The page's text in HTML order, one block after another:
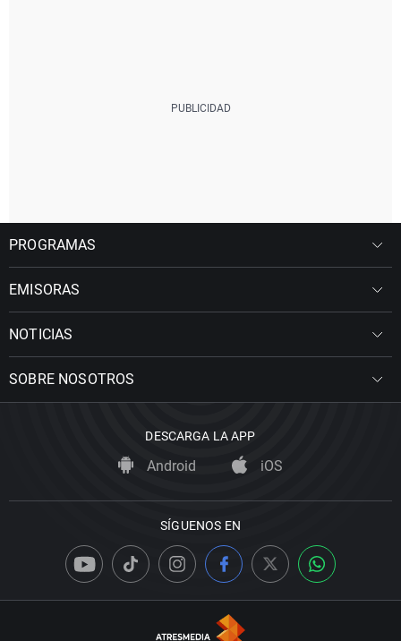
PROGRAMAS
EMISORAS
NOTICIAS
SOBRE NOSOTROS
DESCARGA LA APP
Android iOS
SÍGUENOS EN